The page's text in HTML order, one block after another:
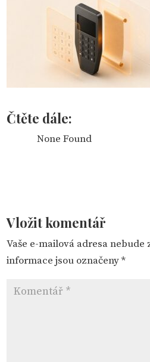
Čtěte dále:
None Found
Vložit komentář
Vaše e-mailová adresa nebude
informace jsou označeny*